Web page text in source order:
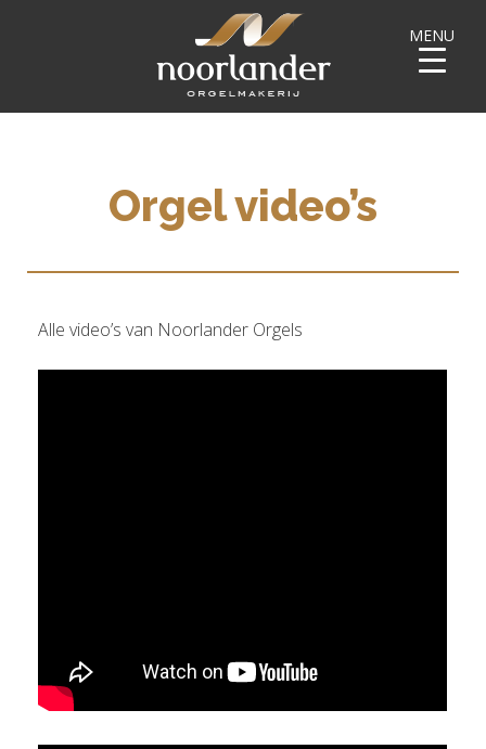
Orgel video’s
Alle video’s van Noorlander Orgels
MENU